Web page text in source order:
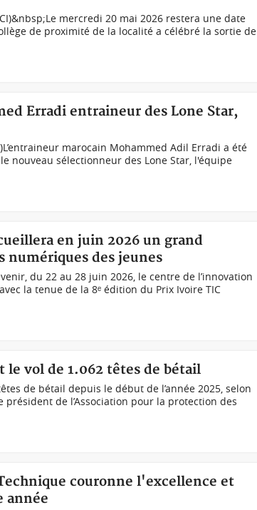
mercredi 20 mai 2026 restera une date
de proximité de la localité a célébré la sortie de
Erradi entraineur des Lone Star,
marocain Mohammed Adil Erradi a été
nouveau sélectionneur des Lone Star, l'équipe
en juin 2026 un grand
numériques des jeunes
du 22 au 28 juin 2026, le centre de l’innovation
la tenue de la 8ᵉ édition du Prix Ivoire TIC
le vol de 1.062 têtes de bétail
de bétail depuis le début de l’année 2025, selon
de l’Association pour la protection des
couronne l'excellence et
année